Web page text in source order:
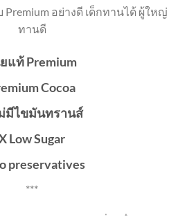
Premium อย่างดี เด็กทานได้ ผู้ใหญ่
ทานดี
แท้ Premium
Cocoa
มีไขมันทรานส์
Low Sugar
preservatives
***